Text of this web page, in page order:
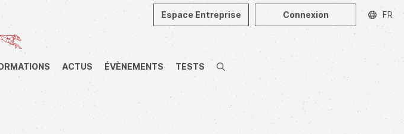
ACTUS ÉVÈNEMENTS TESTS Recherche
Espace Entreprise Connexion FR